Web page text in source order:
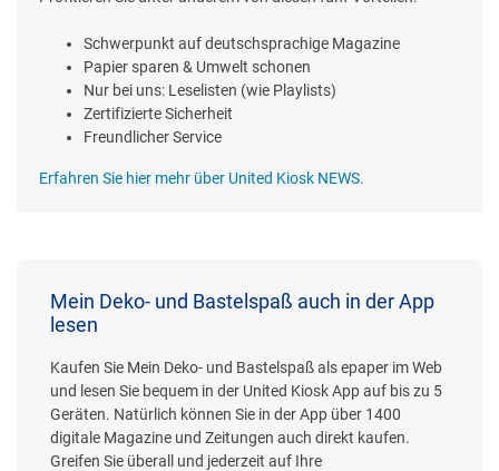
Schwerpunkt auf deutschsprachige Magazine
Papier sparen & Umwelt schonen
Nur bei uns: Leselisten (wie Playlists)
Zertifizierte Sicherheit
Freundlicher Service
Erfahren Sie hier mehr über United Kiosk NEWS.
Mein Deko- und Bastelspaß auch in der App
lesen
Kaufen Sie Mein Deko- und Bastelspaß als epaper im Web
und lesen Sie bequem in der United Kiosk App auf bis zu 5
Geräten. Natürlich können Sie in der App über 1400
digitale Magazine und Zeitungen auch direkt kaufen.
Greifen Sie überall und jederzeit auf Ihre